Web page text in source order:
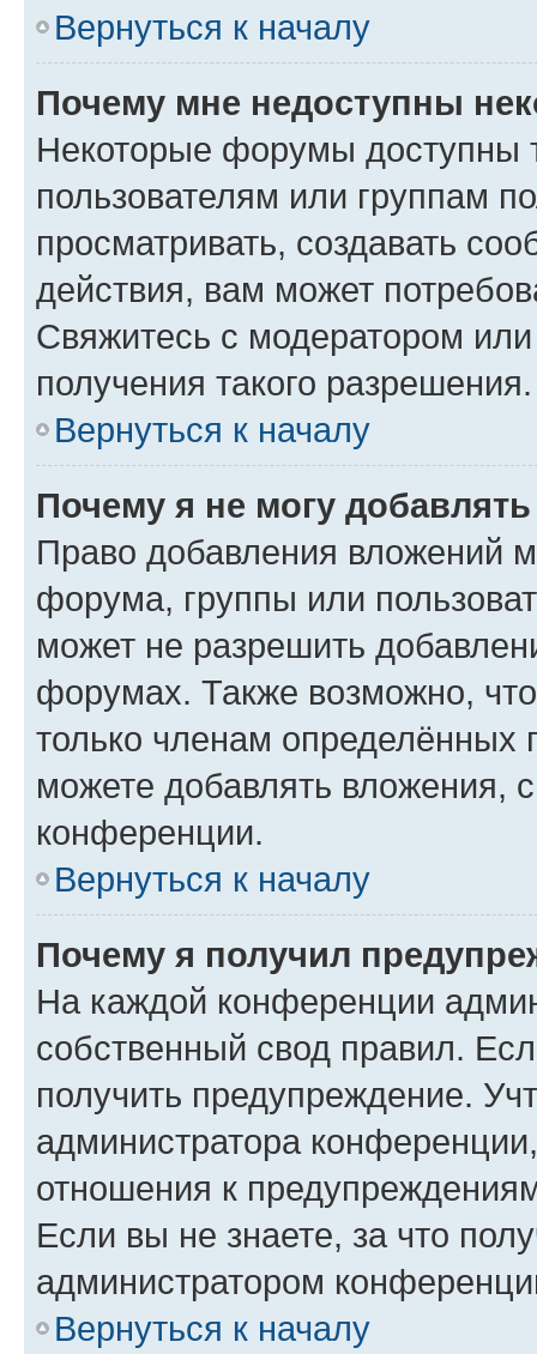
Вернуться к началу
Почему мне недоступны
Некоторые форумы доступны
пользователям или группам
просматривать, создавать
действия, вам может
Свяжитесь с модератором
получения такого разрешения.
Вернуться к началу
Почему я не могу
Право добавления вложений
форума, группы или
может не разрешить
форумах. Также возможно,
только членам определённых
можете добавлять вложения,
конференции.
Вернуться к началу
Почему я получил
На каждой конференции
собственный свод правил.
получить предупреждение.
администратора
отношения к
Если вы не знаете, за что
администратором
Вернуться к началу